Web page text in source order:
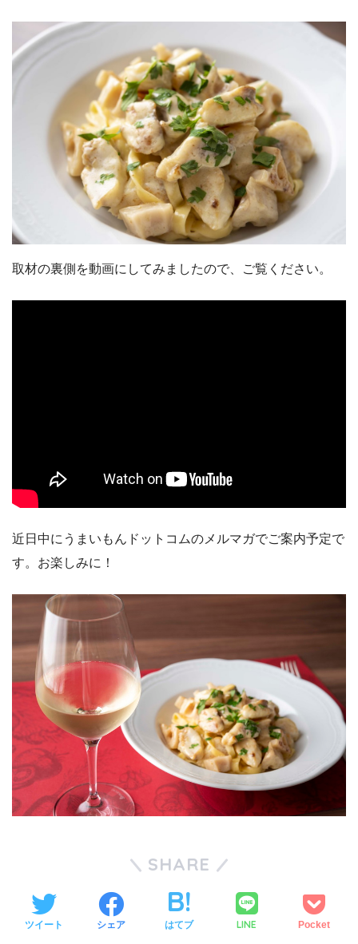
取材の裏側を動画にしてみましたので、ご覧ください。
近日中にうまいもんドットコムのメルマガでご案内予定で
す。お楽しみに！
SHARE
ツイート シェア はてブ LINE Pocket